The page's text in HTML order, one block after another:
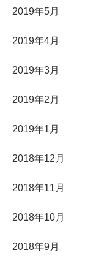
2019年5月
2019年4月
2019年3月
2019年2月
2019年1月
2018年12月
2018年11月
2018年10月
2018年9月